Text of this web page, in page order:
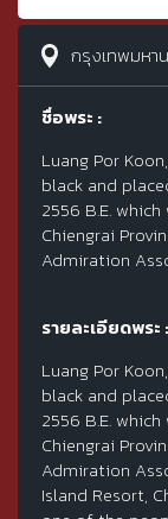
กรุงเทพมหา
ชื่อพระ :
Luang Por
black and
2556 B.E.
Chiengrai
Admiration
รายละเอียดพระ :
Luang Por
black and
2556 B.E.
Chiengrai
Admiration
Island Resort,